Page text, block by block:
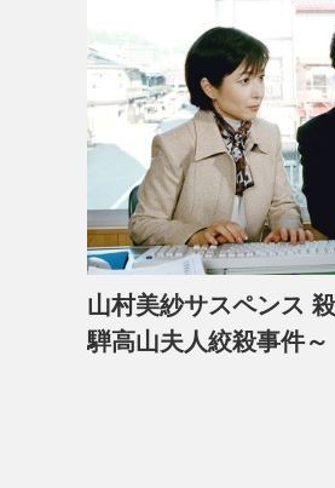
山村美紗サスペンス
騨高山夫人絞殺事件～